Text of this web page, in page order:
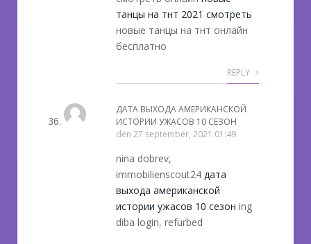
танцы на тнт 2021 смотреть
новые танцы на тнт онлайн
бесплатно
REPLY
ДАТА ВЫХОДА АМЕРИКАНСКОЙ
ИСТОРИИ УЖАСОВ 10 СЕЗОН
den 27 september, 2021 01:49
nina dobrev,
immobilienscout24 дата
выхода американской
истории ужасов 10 сезон ing
diba login, refurbed